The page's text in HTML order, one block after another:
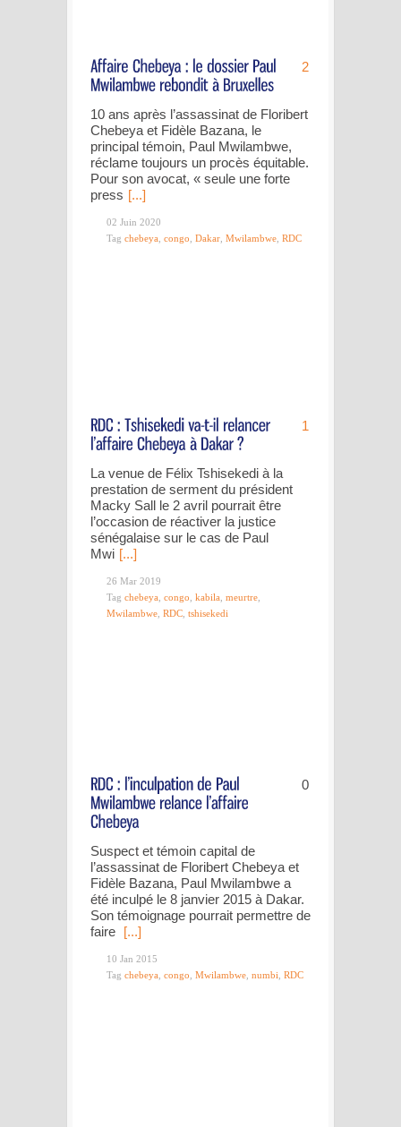
2
10 ans après l’assassinat de Floribert
Chebeya et Fidèle Bazana, le
principal témoin, Paul Mwilambwe,
réclame toujours un procès équitable.
Pour son avocat, « seule une forte
press [...]
02 Juin 2020
Tag chebeya congo Dakar Mwilambwe RDC
1
La venue de Félix Tshisekedi à la
prestation de serment du président
Macky Sall le 2 avril pourrait être
l’occasion de réactiver la justice
sénégalaise sur le cas de Paul
Mwi [...]
26 Mar 2019
Tag chebeya congo kabila meurtre
Mwilambwe RDC tshisekedi
0
Suspect et témoin capital de
l’assassinat de Floribert Chebeya et
Fidèle Bazana, Paul Mwilambwe a
été inculpé le 8 janvier 2015 à Dakar.
Son témoignage pourrait permettre de
faire [...]
10 Jan 2015
Tag chebeya, congo, Mwilambwe, numbi, RDC